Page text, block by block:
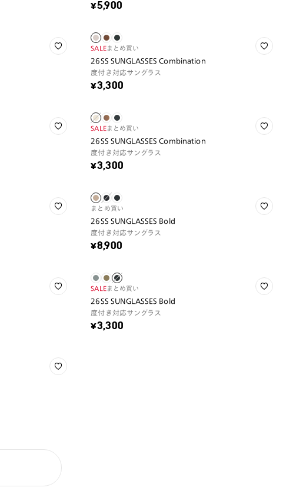
¥5,900
SALEまとめ買い
26SS SUNGLASSES Combination
度付き対応サングラス
¥3,300
SALEまとめ買い
26SS SUNGLASSES Combination
度付き対応サングラス
¥3,300
まとめ買い
26SS SUNGLASSES Bold
度付き対応サングラス
¥8,900
SALEまとめ買い
26SS SUNGLASSES Bold
度付き対応サングラス
¥3,300